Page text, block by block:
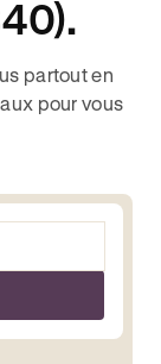
partout en
pour vous